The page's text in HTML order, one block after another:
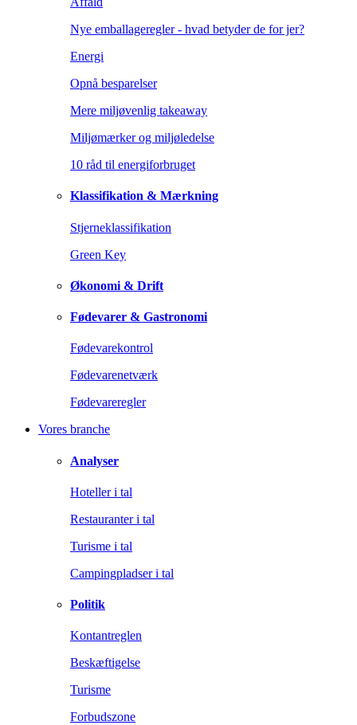
Nye emballageregler - hvad betyder de for jer?
Energi
Opnå besparelser
Mere miljøvenlig takeaway
Miljømærker og miljøledelse
10 råd til energiforbruget
Klassifikation & Mærkning
Stjerneklassifikation
Green Key
Økonomi & Drift
Fødevarer & Gastronomi
Fødevarekontrol
Fødevarenetværk
Fødevareregler
Vores branche
Analyser
Hoteller i tal
Restauranter i tal
Turisme i tal
Campingpladser i tal
Politik
Kontantreglen
Beskæftigelse
Turisme
Forbudszone